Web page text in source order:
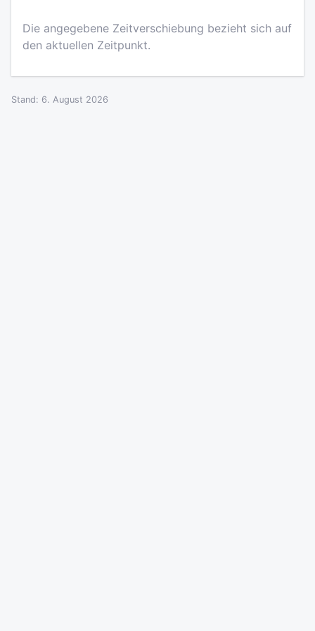
Die angegebene Zeitverschiebung bezieht sich auf
den aktuellen Zeitpunkt.
Stand: 6. August 2026